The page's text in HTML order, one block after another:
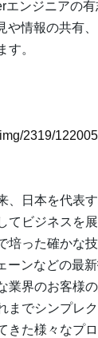
エンジニアの
や情報の共有
す。
2319/
日本を代表
てビジネスを
培った確かな
ンなどの最新
業界のお客様
までシンプレ
きた様々なプ